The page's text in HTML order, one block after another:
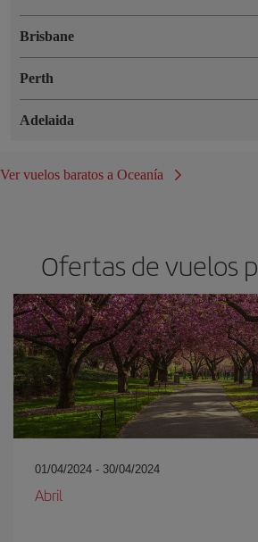
Brisbane
Perth
Adelaida
Ver vuelos baratos a Oceanía
Ofertas de vuelos
01/04/2024 - 30/04/2024
Abril